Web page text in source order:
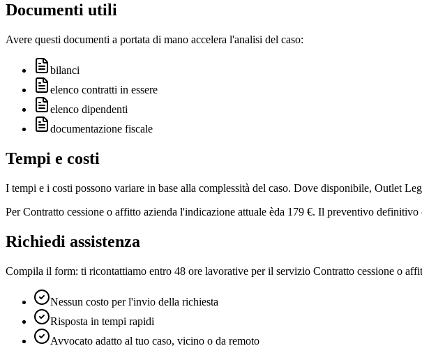
Documenti utili
Avere questi documenti a portata di mano accelera l'analisi del caso:
bilanci
elenco contratti in essere
elenco dipendenti
documentazione fiscale
Tempi e costi
I tempi e i costi possono variare in base alla complessità del caso. Dove disponibile, Outlet
PerContratto cessione o affitto azienda l'indicazione attuale èda 179 €. Il preventivo definitivo
Richiedi assistenza
Compila il form: ti ricontattiamo entro 48 ore lavorative per il servizio Contratto cessione o
Nessun costo per l'invio della richiesta
Risposta in tempi rapidi
Avvocato adatto al tuo caso, vicino o da remoto